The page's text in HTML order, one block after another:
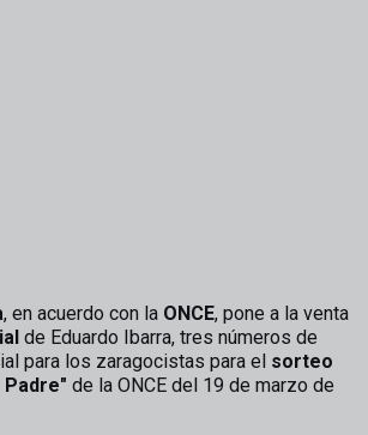
, en acuerdo con la ONCE, pone a la venta
de Eduardo Ibarra, tres números de
para los zaragocistas para el sorteo
Padre" de la ONCE del 19 de marzo de